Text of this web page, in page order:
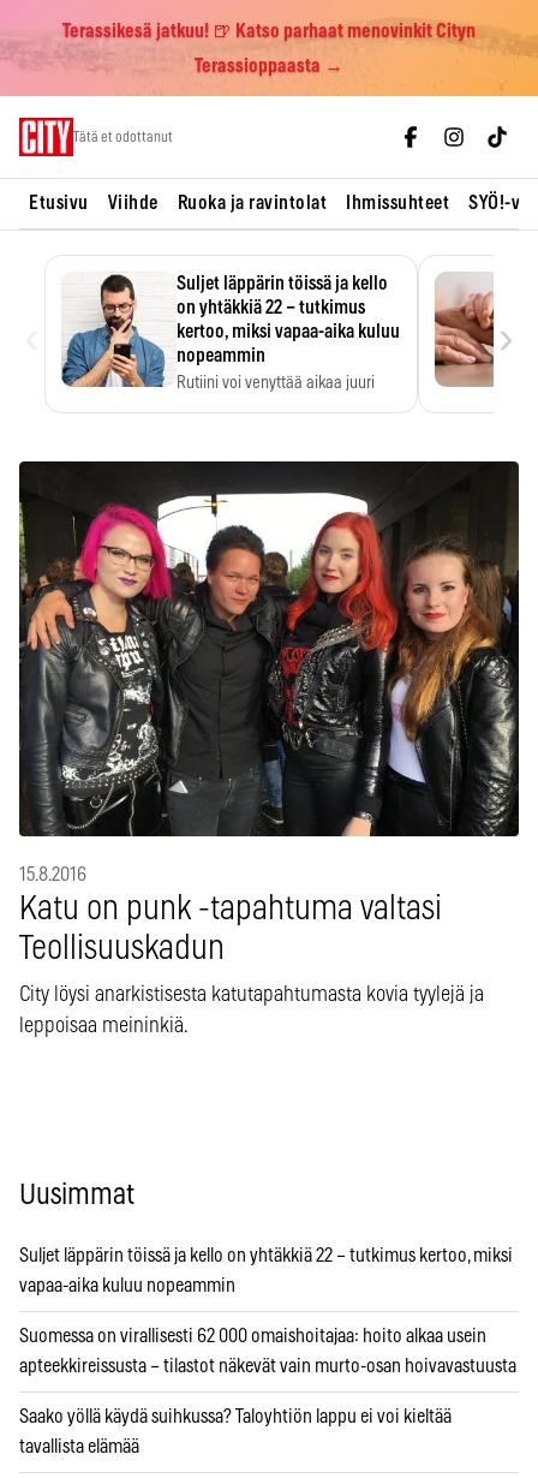
Terassikesä jatkuu! 🍺 Katso parhaat menovinkit Cityn
Terassioppaasta →
Tätä et odottanut
Etusivu Viihde Ruoka ja ravintolat Ihmissuhteet SYÖ!-
Suljet läppärin töissä ja kello
on yhtäkkiä 22 – tutkimus
kertoo, miksi vapaa-aika kuluu
nopeammin
Rutiini voi venyttää aikaa juuri
›
15.8.2016
Katu on punk -tapahtuma valtasi
Teollisuuskadun
City löysi anarkistisesta katutapahtumasta kovia tyylejä ja
leppoisaa meininkiä.
Uusimmat
Suljet läppärin töissä ja kello on yhtäkkiä 22 – tutkimus kertoo, miksi
vapaa-aika kuluu nopeammin
Suomessa on virallisesti 62 000 omaishoitajaa: hoito alkaa usein
apteekkireissusta – tilastot näkevät vain murto-osan hoivavastuusta
Saako yöllä käydä suihkussa? Taloyhtiön lappu ei voi kieltää
tavallista elämää